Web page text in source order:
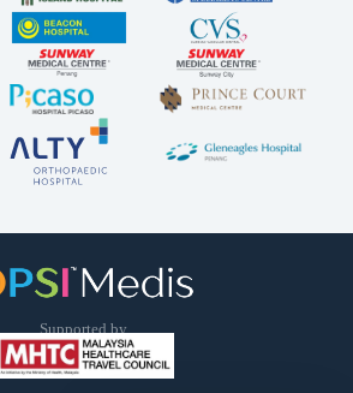
Supported by